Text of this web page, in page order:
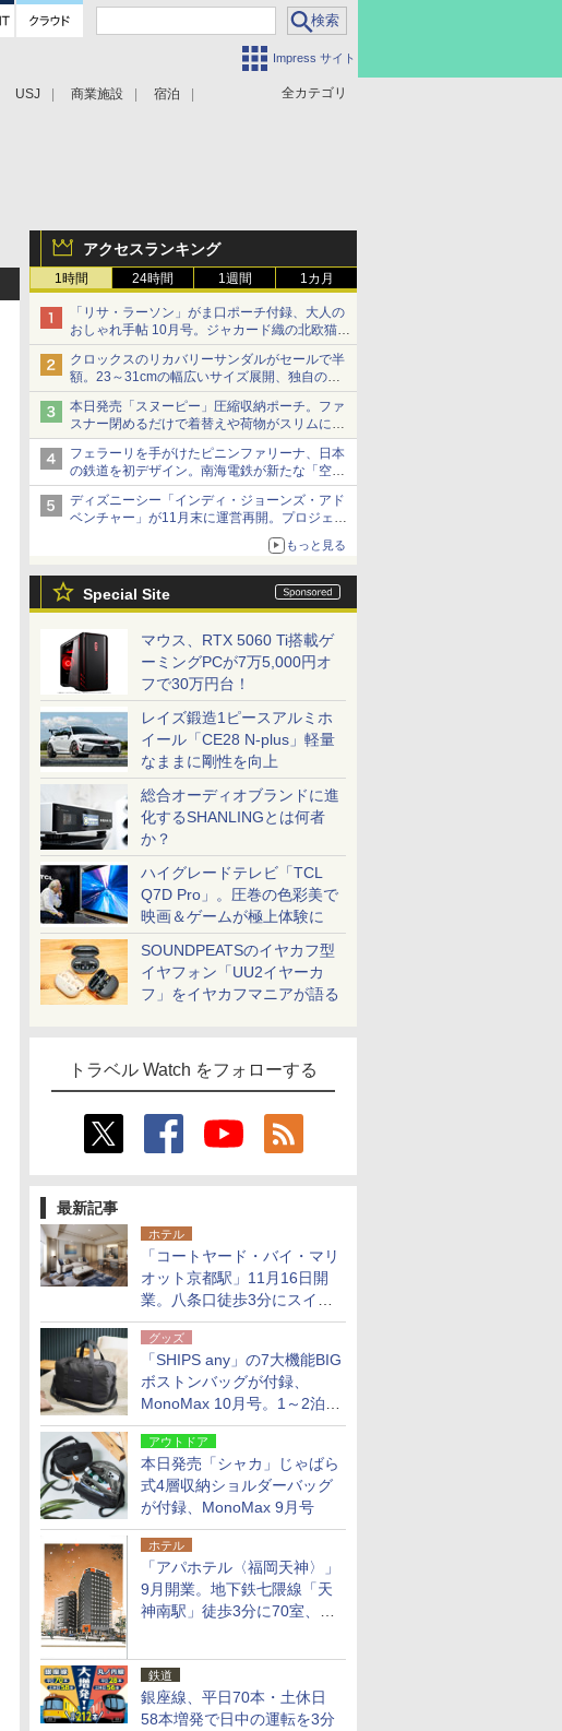
Impress サイト
全カテゴリ
USJ 商業施設 宿泊
アクセスランキング
1時間 24時間 1週間 1カ月
「リサ・ラーソン」がま口ポーチ付録、大人の
おしゃれ手帖 10月号。ジャカード織の北欧猫デ
ザイン
クロックスのリカバリーサンダルがセールで半
額。23～31cmの幅広いサイズ展開、独自のク
ッション素材を採用
本日発売「スヌーピー」圧縮収納ポーチ。ファ
スナー閉めるだけで着替えや荷物がスリムにま
とまる
フェラーリを手がけたピニンファリーナ、日本
の鉄道を初デザイン。南海電鉄が新たな「空港
特急」をなにわ筋線へ導入
ディズニーシー「インディ・ジョーンズ・アド
ベンチャー」が11月末に運営再開。プロジェク
ションマッピングを追加、DPAは1500円
もっと見る
Special Site
マウス、RTX 5060 Ti搭載ゲ
ーミングPCが7万5,000円オ
フで30万円台！
レイズ鍛造1ピースアルミホ
イール「CE28 N-plus」軽量
なままに剛性を向上
総合オーディオブランドに進
化するSHANLINGとは何者
か？
ハイグレードテレビ「TCL
Q7D Pro」。圧巻の色彩美で
映画＆ゲームが極上体験に
SOUNDPEATSのイヤカフ型
イヤフォン「UU2イヤーカ
フ」をイヤカフマニアが語る
トラベル Watch をフォローする
最新記事
ホテル
「コートヤード・バイ・マリ
オット京都駅」11月16日開
業。八条口徒歩3分にスイー
ト含む全270室、ダイニング
も併設
グッズ
「SHIPS any」の7大機能BIG
ボストンバッグが付録、
MonoMax 10月号。1～2泊の
荷物、キャリーオンも可能
アウトドア
本日発売「シャカ」じゃばら
式4層収納ショルダーバッグ
が付録、MonoMax 9月号
ホテル
「アパホテル〈福岡天神〉」
9月開業。地下鉄七隈線「天
神南駅」徒歩3分に70室、エ
鉄道
銀座線、平日70本・土休日
58本増発で日中の運転を3分